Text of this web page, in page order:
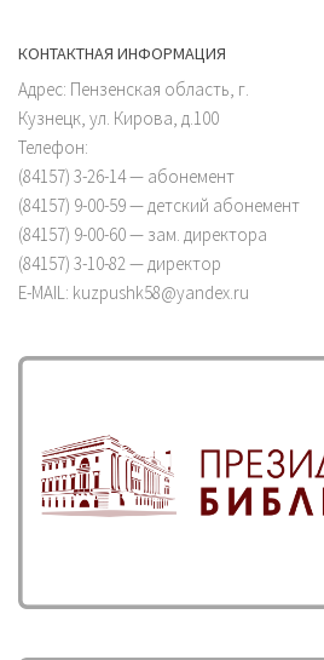
КОНТАКТНАЯ ИНФОРМАЦИЯ
Адрес: Пензенская область, г.
Кузнецк, ул. Кирова, д.100
Телефон:
(84157) 3-26-14 — абонемент
(84157) 9-00-59 — детский абонемент
(84157) 9-00-60 — зам. директора
(84157) 3-10-82 — директор
E-MAIL: kuzpushk58@yandex.ru